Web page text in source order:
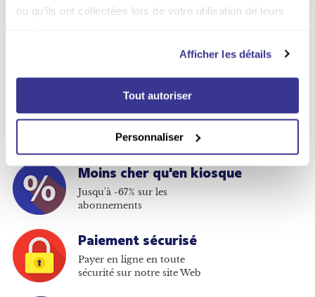
ou qu'ils ont collectées lors de votre utilisation de leurs
Afficher les détails
Tout autoriser
Personnaliser
Vous avez le choix
Plus de 380 titres disponibles
en abonnement
Moins cher qu'en kiosque
Jusqu'à -67% sur les
abonnements
Paiement sécurisé
Payer en ligne en toute
sécurité sur notre site Web